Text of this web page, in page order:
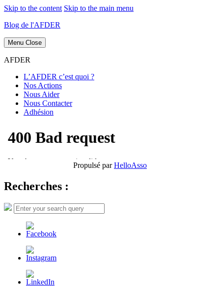
Skip to the content Skip to the main menu
Blog de l'AFDER
Menu Close
AFDER
L’AFDER c’est quoi ?
Nos Actions
Nous Aider
Nous Contacter
Adhésion
Propulsé parHelloAsso
Recherches :
Search
for:
Search